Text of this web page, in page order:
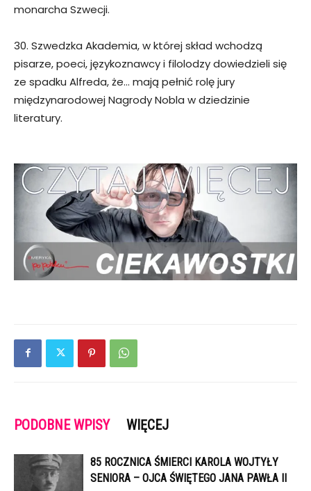
monarcha Szwecji.
30. Szwedzka Akademia, w której skład wchodzą
pisarze, poeci, językoznawcy i filolodzy dowiedzieli się
ze spadku Alfreda, że… mają pełnić rolę jury
międzynarodowej Nagrody Nobla w dziedzinie
literatury.
PODOBNE WPISY WIĘCEJ
85 ROCZNICA ŚMIERCI KAROLA WOJTYŁY
SENIORA – OJCA ŚWIĘTEGO JANA PAWŁA II